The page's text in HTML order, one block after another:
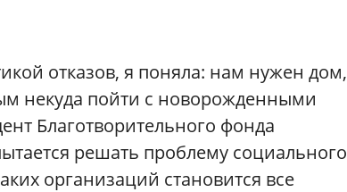
отказов, я поняла: нам нужен дом,
некуда пойти с новорожденными
Благотворительного фонда
решать проблему социального
организаций становится все